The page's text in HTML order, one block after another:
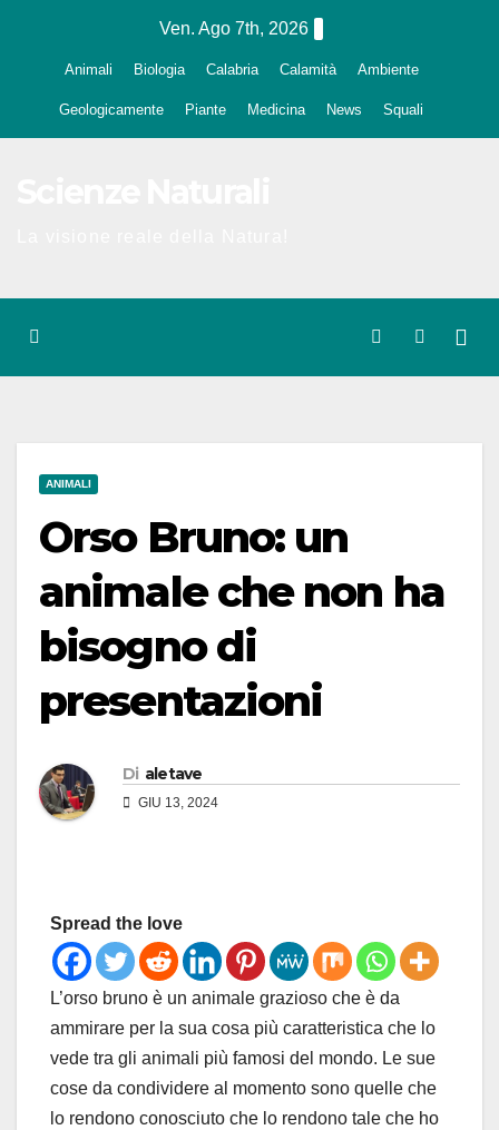
Ven. Ago 7th, 2026
Animali Biologia Calabria Calamità Ambiente
Geologicamente Piante Medicina News Squali
ANIMALI
Orso Bruno: un
animale che non ha
bisogno di
presentazioni
Di aletave
GIU 13, 2024
Spread the love
L’orso bruno è un animale grazioso che è da
ammirare per la sua cosa più caratteristica che lo
vede tra gli animali più famosi del mondo. Le sue
cose da condividere al momento sono quelle che
lo rendono conosciuto che lo rendono tale che ho